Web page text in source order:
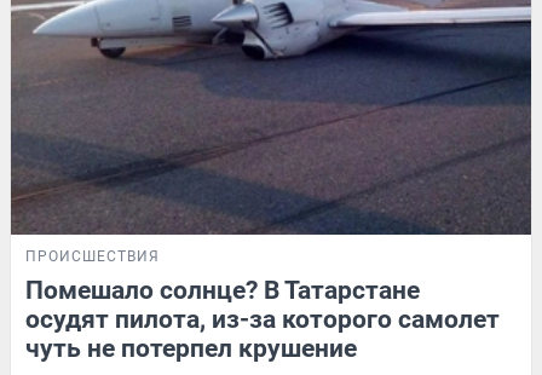
ПРОИСШЕСТВИЯ
Помешало солнце? В Татарстане
осудят пилота, из-за которого самолет
чуть не потерпел крушение